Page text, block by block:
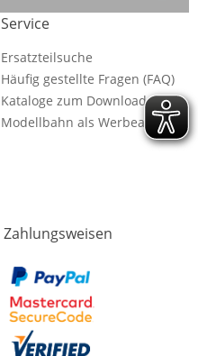
Service
Ersatzteilsuche
Häufig gestellte Fragen (FAQ)
Kataloge zum Download
Modellbahn als Werbeartikel
Zahlungsweisen